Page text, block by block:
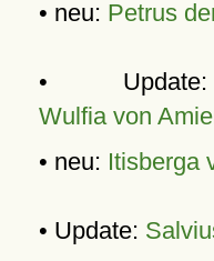
• neu: Petrus
•
Wulfia von
• neu: Itisberga
• Update: